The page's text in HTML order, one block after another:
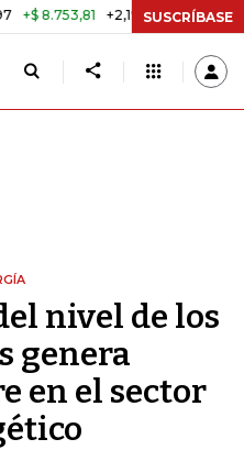
+2,19% TASA DE USURA
SUSCRÍBASE
nivel de los
genera
en el sector